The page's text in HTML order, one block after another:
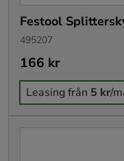
Festool
495207
Pris: 166 kr
166 kr
Leasing från 5 kr/